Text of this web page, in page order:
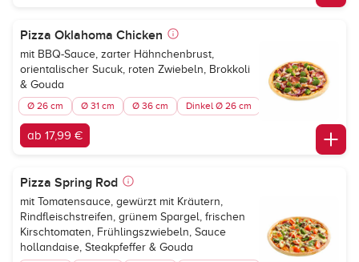
Pizza Oklahoma Chicken
mit BBQ-Sauce, zarter Hähnchenbrust,
orientalischer Sucuk, roten Zwiebeln, Brokkoli
& Gouda
Ø 26 cm Ø 31 cm Ø 36 cm Dinkel Ø 26 cm
ab 17,99 €
Pizza Spring Rod
mit Tomatensauce, gewürzt mit Kräutern,
Rindfleischstreifen, grünem Spargel, frischen
Kirschtomaten, Frühlingszwiebeln, Sauce
hollandaise, Steakpfeffer & Gouda